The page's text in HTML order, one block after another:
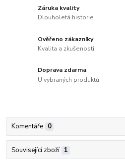
Záruka kvality
Dlouholetá historie
Ověřeno zákazníky
Kvalita a zkušenosti
Doprava zdarma
U vybraných produktů
Komentáře 0
Související zboží 1